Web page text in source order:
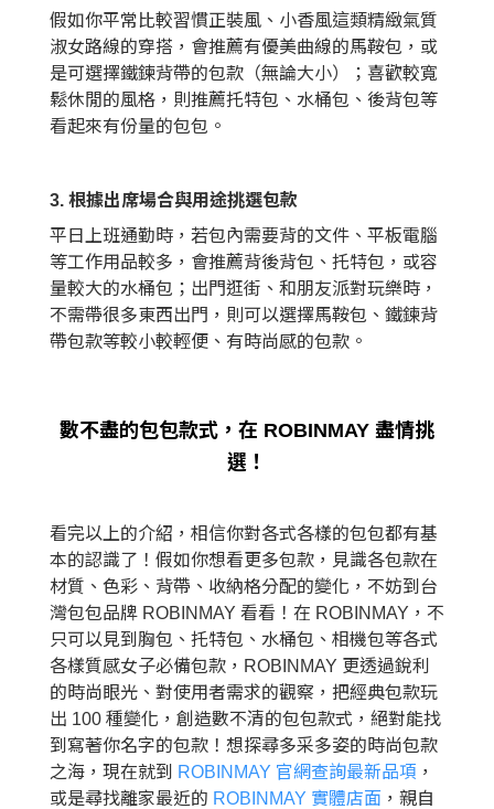
假如你平常比較習慣正裝風、小香風這類精緻氣質
淑女路線的穿搭，會推薦有優美曲線的馬鞍包，或
是可選擇鐵鍊背帶的包款（無論大小）；喜歡較寬
鬆休閒的風格，則推薦托特包、水桶包、後背包等
看起來有份量的包包。
3. 根據出席場合與用途挑選包款
平日上班通勤時，若包內需要背的文件、平板電腦
等工作用品較多，會推薦背後背包、托特包，或容
量較大的水桶包；出門逛街、和朋友派對玩樂時，
不需帶很多東西出門，則可以選擇馬鞍包、鐵鍊背
帶包款等較小較輕便、有時尚感的包款。
數不盡的包包款式，在 ROBINMAY 盡情挑
選！
看完以上的介紹，相信你對各式各樣的包包都有基
本的認識了！假如你想看更多包款，見識各包款在
材質、色彩、背帶、收納格分配的變化，不妨到台
灣包包品牌 ROBINMAY 看看！在 ROBINMAY，不
只可以見到胸包、托特包、水桶包、相機包等各式
各樣質感女子必備包款，ROBINMAY 更透過銳利
的時尚眼光、對使用者需求的觀察，把經典包款玩
出 100 種變化，創造數不清的包包款式，絕對能找
到寫著你名字的包款！想探尋多采多姿的時尚包款
之海，現在就到 ROBINMAY 官網查詢最新品項 ，
或是尋找離家最近的 ROBINMAY 實體店面 ，親自